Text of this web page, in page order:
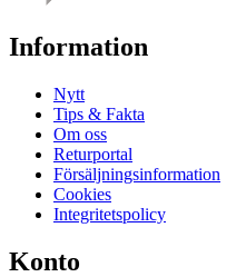
Information
Nytt
Tips & Fakta
Om oss
Returportal
Försäljningsinformation
Cookies
Integritetspolicy
Konto